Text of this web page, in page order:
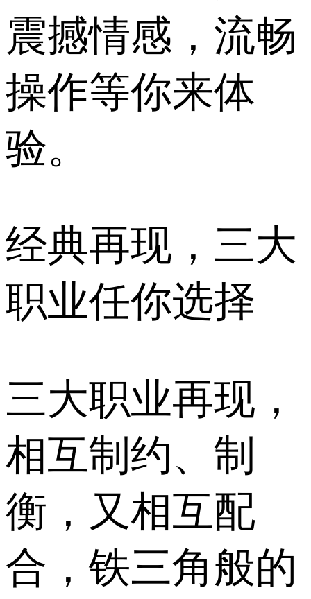
震撼情感，流畅
操作等你来体
验。
经典再现，三大
职业任你选择
三大职业再现，
相互制约、制
衡，又相互配
合，铁三角般的